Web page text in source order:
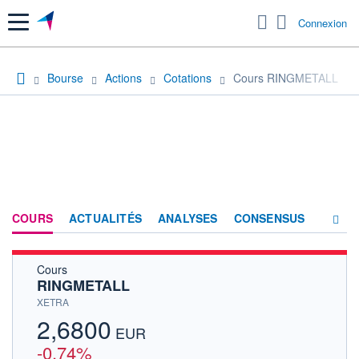
Menu Connexion
Bourse Actions Cotations Cours RINGMETALL
COURS ACTUALITÉS ANALYSES CONSENSUS
Cours
RINGMETALL
XETRA
2,6800 EUR
-0,74%